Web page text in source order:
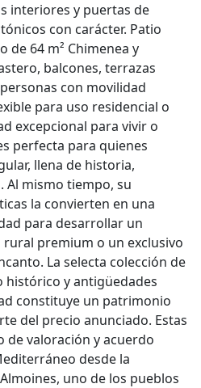
interiores y puertas de
con carácter. Patio
64 m² Chimenea y
balcones, terrazas
con movilidad
para uso residencial o
excepcional para vivir o
perfecta para quienes
llena de historia,
Al mismo tiempo, su
la convierten en una
para desarrollar un
premium o un exclusivo
La selecta colección de
y antigüedades
constituye un patrimonio
del precio anunciado. Estas
de valoración y acuerdo
desde la
uno de los pueblos